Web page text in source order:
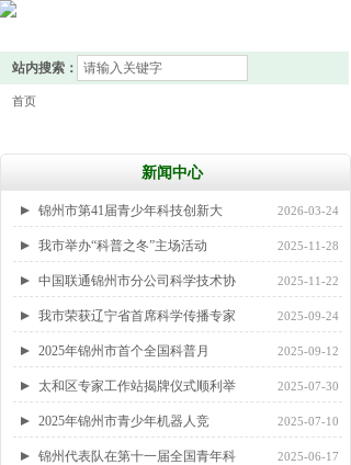
首页
站内搜索：
新闻中心
锦州市第41届青少年科技创新大 2026-03-24
我市举办“科普之冬”主场活动 2025-11-28
中国联通锦州市分公司科学技术协 2025-11-22
我市荣获辽宁省首席科学传播专家 2025-09-24
2025年锦州市首个全国科普月 2025-09-12
太和区专家工作站揭牌仪式顺利举 2025-07-30
2025年锦州市青少年机器人竞 2025-07-10
锦州代表队在第十一届全国青年科 2025-06-17